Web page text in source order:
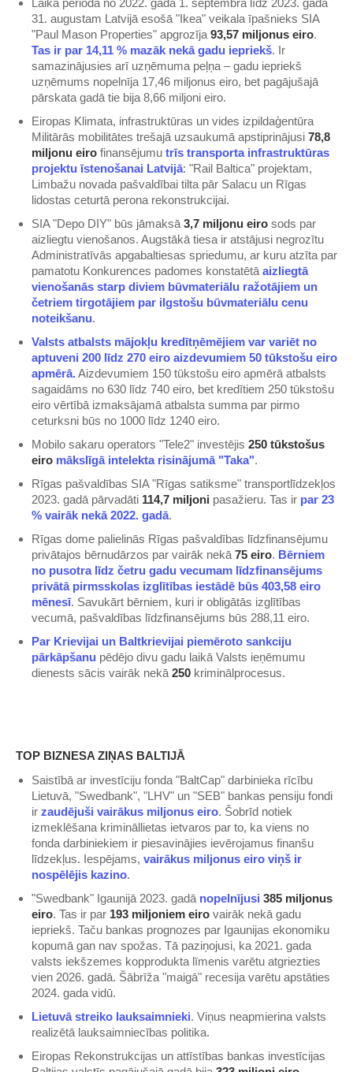
Laika periodā no 2022. gada 1. septembra līdz 2023. gada
31. augustam Latvijā esošā "Ikea" veikala īpašnieks SIA
"Paul Mason Properties" apgrozīja 93,57 miljonus eiro.
Tas ir par 14,11 % mazāk nekā gadu iepriekš. Ir
samazinājusies arī uzņēmuma peļņa – gadu iepriekš
uzņēmums nopelnīja 17,46 miljonus eiro, bet pagājušajā
pārskata gadā tie bija 8,66 miljoni eiro.
Eiropas Klimata, infrastruktūras un vides izpildaģentūra
Militārās mobilitātes trešajā uzsaukumā apstiprinājusi 78,8
miljonu eiro finansējumu trīs transporta infrastruktūras
projektu īstenošanai Latvijā: "Rail Baltica" projektam,
Limbažu novada pašvaldībai tilta pār Salacu un Rīgas
lidostas ceturtā perona rekonstrukcijai.
SIA "Depo DIY" būs jāmaksā 3,7 miljonu eiro sods par
aizliegtu vienošanos. Augstākā tiesa ir atstājusi negrozītu
Administratīvās apgabaltiesas spriedumu, ar kuru atzīta par
pamatotu Konkurences padomes konstatētā aizliegtā
vienošanās starp diviem būvmateriālu ražotājiem un
četriem tirgotājiem par ilgstošu būvmateriālu cenu
noteikšanu.
Valsts atbalsts mājokļu kredītņēmējiem var variēt no
aptuveni 200 līdz 270 eiro aizdevumiem 50 tūkstošu eiro
apmērā.Aizdevumiem 150 tūkstošu eiro apmērā atbalsts
sagaidāms no 630 līdz 740 eiro, bet kredītiem 250 tūkstošu
eiro vērtībā izmaksājamā atbalsta summa par pirmo
ceturksni būs no 1000 līdz 1240 eiro.
Mobilo sakaru operators "Tele2" investējis 250 tūkstošus
eiro mākslīgā intelekta risinājumā "Taka".
Rīgas pašvaldības SIA "Rīgas satiksme" transportlīdzekļos
2023. gadā pārvadāti 114,7 miljoni pasažieru. Tas ir par 23
% vairāk nekā 2022. gadā.
Rīgas dome palielinās Rīgas pašvaldības līdzfinansējumu
privātajos bērnudārzos par vairāk nekā 75 eiro. Bērniem
no pusotra līdz četru gadu vecumam līdzfinansējums
privātā pirmsskolas izglītības iestādē būs 403,58 eiro
mēnesī. Savukārt bērniem, kuri ir obligātās izglītības
vecumā, pašvaldības līdzfinansējums būs 288,11 eiro.
Par Krievijai un Baltkrievijai piemēroto sankciju
pārkāpšanu pēdējo divu gadu laikā Valsts ieņēmumu
dienests sācis vairāk nekā 250 kriminālprocesus.
TOP BIZNESA ZIŅAS BALTIJĀ
Saistībā ar investīciju fonda "BaltCap" darbinieka rīcību
Lietuvā, "Swedbank", "LHV" un "SEB" bankas pensiju fondi
ir zaudējuši vairākus miljonus eiro. Šobrīd notiek
izmeklēšana krimināllietas ietvaros par to, ka viens no
fonda darbiniekiem ir piesavinājies ievērojamus finanšu
līdzekļus. Iespējams, vairākus miljonus eiro viņš ir
nospēlējis kazino.
"Swedbank" Igaunijā 2023. gadā nopelnījusi 385 miljonus
eiro. Tas ir par 193 miljoniem eiro vairāk nekā gadu
iepriekš. Taču bankas prognozes par Igaunijas ekonomiku
kopumā gan nav spožas. Tā paziņojusi, ka 2021. gada
valsts iekšzemes kopprodukta līmenis varētu atgriezties
vien 2026. gadā. Šābrīža "maigā" recesija varētu apstāties
2024. gada vidū.
Lietuvā streiko lauksaimnieki. Viņus neapmierina valsts
realizētā lauksaimniecības politika.
Eiropas Rekonstrukcijas un attīstības bankas investīcijas